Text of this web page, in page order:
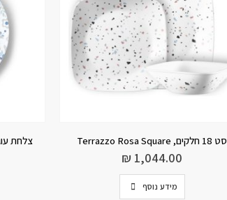
צלחת עוגה 17 ס”מ, Prarie Garden Grey
₪43.00
מידע נוסף
בול למרק 532 מ”ל דגם Chic Brush 353. קורל